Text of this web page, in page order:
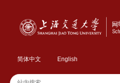
简体中文 English